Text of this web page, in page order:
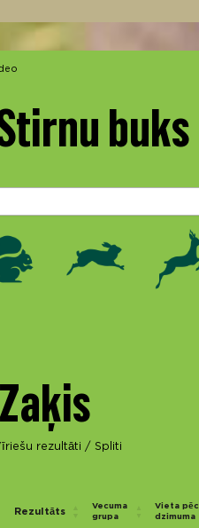
buks
rezultāti / Spliti
Rezultāts
Vecuma
grupa
Vieta pēc
dzimuma